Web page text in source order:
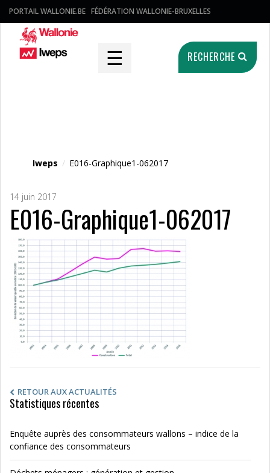
PORTAIL WALLONIE.BE FÉDÉRATION WALLONIE-BRUXELLES
☰ RECHERCHE
Iweps / E016-Graphique1-062017
14 juin 2017
E016-Graphique1-062017
RETOUR AUX ACTUALITÉS
Statistiques récentes
Enquête auprès des consommateurs wallons – indice de la
confiance des consommateurs